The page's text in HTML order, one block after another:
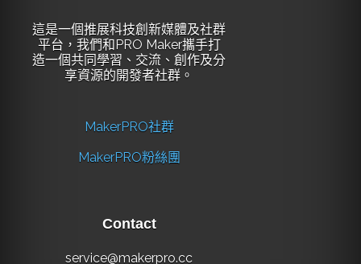
這是一個推展科技創新媒體及社群
平台，我們和PRO Maker攜手打
造一個共同學習、交流、創作及分
享資源的開發者社群。
MakerPRO社群
MakerPRO粉絲團
Contact
service@makerpro.cc